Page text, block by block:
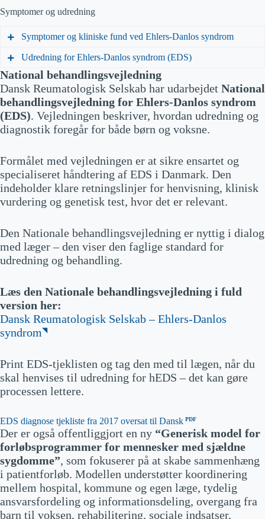
Symptomer og udredning
Symptomer og kliniske fund ved Ehlers-Danlos syndrom
Kategori Typiske fund
Hud og bindevæv
Overstrækbar, blød/fløjlsagti
g hud;
tynd/skør hud (vaskulær typ
let til blå mærker og hæmato
abnorm sårheling med cigare
tpapir-agtige ar;
pigmentforandringer omkrin
g ar;
mollusklignende pseudotum
tendens til organprolaps
Generaliseret ledhypermobili
sub-/luksationer (knæ, skuld
r i ankler/fødder
Komplikationer
Hernier (fx navle-, lyske-, di
afragma);
Generaliserede smertesyndro
mer;
autonom dysfunktion (fx PO
TS);
gastrointestinale symptomer;
urinvejssymptomer; gynæko
logiske
symptomer; allergier; neurol
Udredning for Ehlers-Danlos syndrom (EDS)
Grupper Henvisning Regler
Bekræftigels
e
Center for
Sjældne
(Rigshospita
let/Aarhus)
Må ikke
afvises uden
dokumentati
on
Klinisk +
kulær)
Voksne
Led-/bindev
ævssygdom
me
let/Aarhus)
Afvises ved
manglende
Klinisk +
genitisk test
hEDS –
Diagnose er
Andre
typer
–
genitisk
analyse
National behandlingsvejledning
Dansk Reumatologisk Selskab har udarbejdet National
behandlingsvejledning for Ehlers-Danlos syndrom
(EDS). Vejledningen beskriver, hvordan udredning og
diagnostik foregår for både børn og voksne.
Formålet med vejledningen er at sikre ensartet og
specialiseret håndtering af EDS i Danmark. Den
indeholder klare retningslinjer for henvisning, klinisk
vurdering og genetisk test, hvor det er relevant.
Den Nationale behandlingsvejledning er nyttig i dialog
med læger – den viser den faglige standard for
udredning og behandling.
Læs den Nationale behandlingsvejledning i fuld
version her:
Dansk Reumatologisk Selskab – Ehlers-Danlos
syndrom
Print EDS-tjeklisten og tag den med til lægen, når du
skal henvises til udredning for hEDS – det kan gøre
processen lettere.
EDS diagnose tjekliste fra 2017 oversat til Dansk
Der er også offentliggjort en ny “Generisk model for
forløbsprogrammer for mennesker med sjældne
sygdomme”, som fokuserer på at skabe sammenhæng
i patientforløb. Modellen understøtter koordinering
mellem hospital, kommune og egen læge, tydelig
ansvarsfordeling og informationsdeling, overgang fra
barn til voksen, rehabilitering, sociale indsatser,